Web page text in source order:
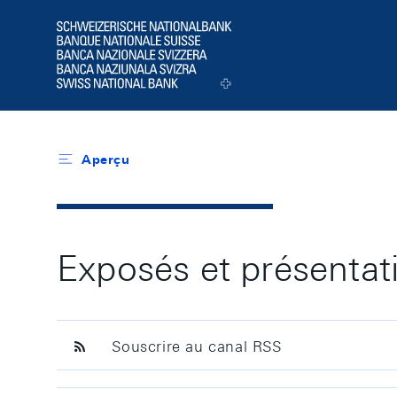
Logo
Aperçu
Exposés et
Souscrire au canal RSS